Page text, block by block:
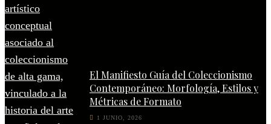
El Manifiesto Guía del Coleccionismo
Contemporáneo: Morfología, Estilos y
Métricas de Formato
1 JUNIO, 2026